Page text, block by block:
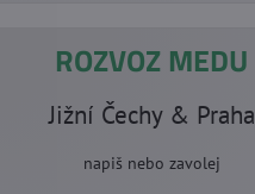
ROZVOZ MEDU
Jižní Čechy & Praha
napiš nebo zavolej